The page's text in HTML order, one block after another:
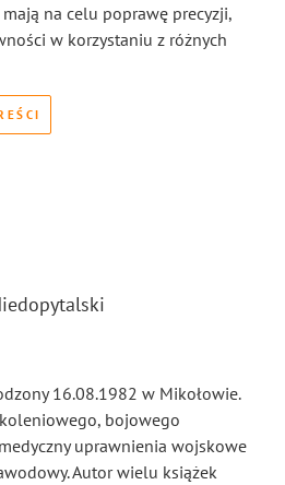
na celu poprawę precyzji,
w korzystaniu z różnych
16.08.1982 w Mikołowie.
bojowego
uprawnienia wojskowe
Autor wielu książek